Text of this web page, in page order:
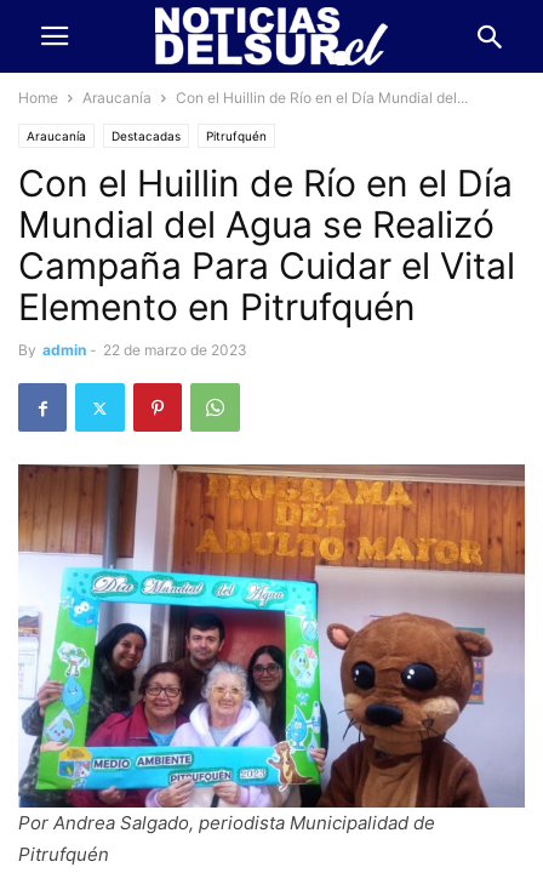
Home Araucanía Con el Huillin de Río en el Día Mundial del...
Araucanía Destacadas Pitrufquén
Con el Huillin de Río en el Día
Mundial del Agua se Realizó
Campaña Para Cuidar el Vital
Elemento en Pitrufquén
By admin - 22 de marzo de 2023
Por Andrea Salgado, periodista Municipalidad de
Pitrufquén